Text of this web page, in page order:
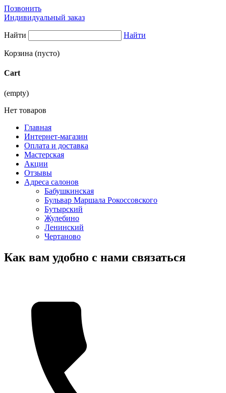
Позвонить
Индивидуальный заказ
Найти Найти
Корзина (пусто)
Cart
(empty)
Нет товаров
Главная
Интернет-магазин
Оплата и доставка
Мастерская
Акции
Отзывы
Адреса салонов
Бабушкинская
Бульвар Маршала Рокоссовского
Бутырский
Жулебино
Ленинский
Чертаново
Как вам удобно с нами связаться